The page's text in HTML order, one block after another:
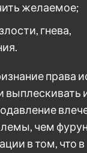
желаемое;
гнева,
права
чем
в том, что в